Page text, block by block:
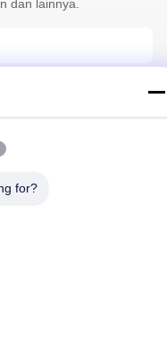
dan lainnya.
for?